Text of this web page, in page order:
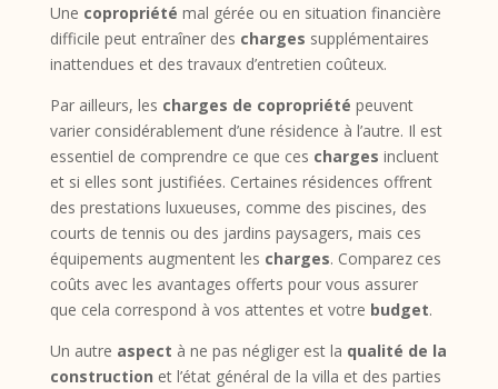
Une copropriété mal gérée ou en situation financière
difficile peut entraîner des charges supplémentaires
inattendues et des travaux d’entretien coûteux.
Par ailleurs, les charges de copropriété peuvent
varier considérablement d’une résidence à l’autre. Il est
essentiel de comprendre ce que ces charges incluent
et si elles sont justifiées. Certaines résidences offrent
des prestations luxueuses, comme des piscines, des
courts de tennis ou des jardins paysagers, mais ces
équipements augmentent les charges. Comparez ces
coûts avec les avantages offerts pour vous assurer
que cela correspond à vos attentes et votre budget.
Un autre aspect à ne pas négliger est la qualité de la
construction et l’état général de la villa et des parties